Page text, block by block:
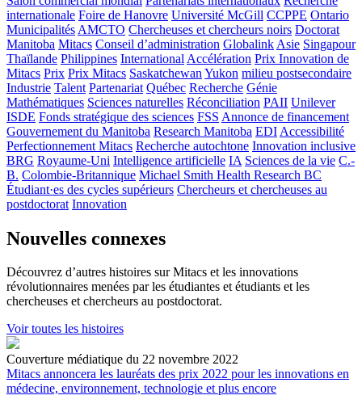
internationale Foire de Hanovre Université McGill CCPPE Ontario
Municipalités AMCTO Chercheuses et chercheurs noirs Doctorat
Manitoba Mitacs Conseil d’administration Globalink Asie Singapour
Thaïlande Philippines International Accélération Prix Innovation de
Mitacs Prix Prix Mitacs Saskatchewan Yukon milieu postsecondaire
Industrie Talent Partenariat Québec Recherche Génie
Mathématiques Sciences naturelles Réconciliation PAII Unilever
ISDE Fonds stratégique des sciences FSS Annonce de financement
Gouvernement du Manitoba Research Manitoba EDI Accessibilité
Perfectionnement Mitacs Recherche autochtone Innovation inclusive
BRG Royaume-Uni Intelligence artificielle IA Sciences de la vie C.-
B. Colombie-Britannique Michael Smith Health Research BC
Étudiant·es des cycles supérieurs Chercheurs et chercheuses au
postdoctorat Innovation
Nouvelles connexes
Découvrez d’autres histoires sur Mitacs et les innovations
révolutionnaires menées par les étudiantes et étudiants et les
chercheuses et chercheurs au postdoctorat.
Voir toutes les histoires
Couverture médiatique du 22 novembre 2022
Mitacs annoncera les lauréats des prix 2022 pour les innovations en
médecine, environnement, technologie et plus encore